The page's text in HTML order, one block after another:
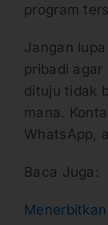
program
Jangan
pribadi agar
dituju tidak
mana.
WhatsApp,
Baca Juga: